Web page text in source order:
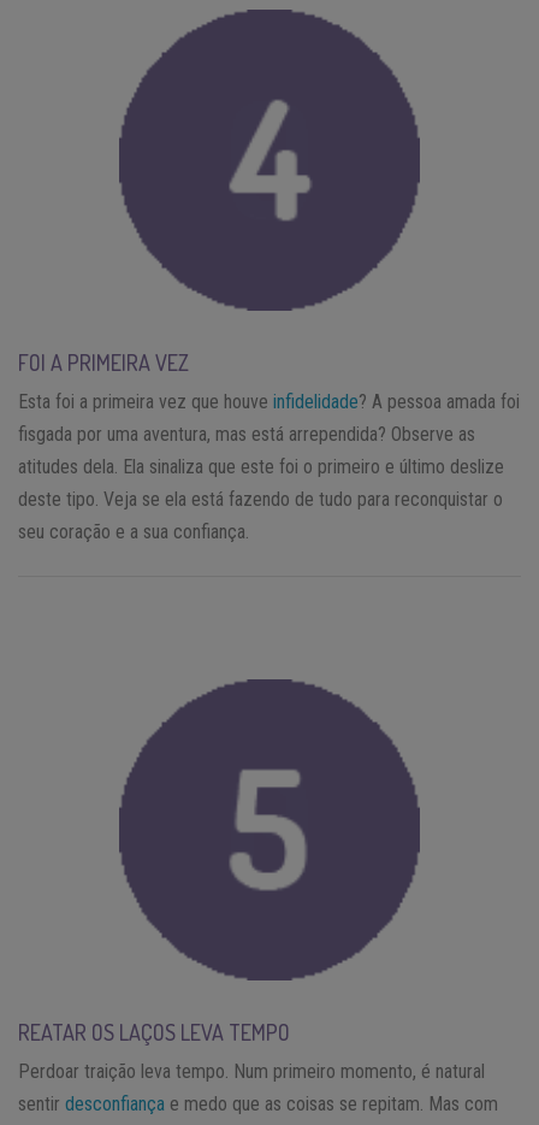
FOI A PRIMEIRA VEZ
Esta foi a primeira vez que houve infidelidade? A pessoa amada foi
fisgada por uma aventura, mas está arrependida? Observe as
atitudes dela. Ela sinaliza que este foi o primeiro e último deslize
deste tipo. Veja se ela está fazendo de tudo para reconquistar o
seu coração e a sua confiança.
REATAR OS LAÇOS LEVA TEMPO
Perdoar traição leva tempo. Num primeiro momento, é natural
sentir desconfiança e medo que as coisas se repitam. Mas com